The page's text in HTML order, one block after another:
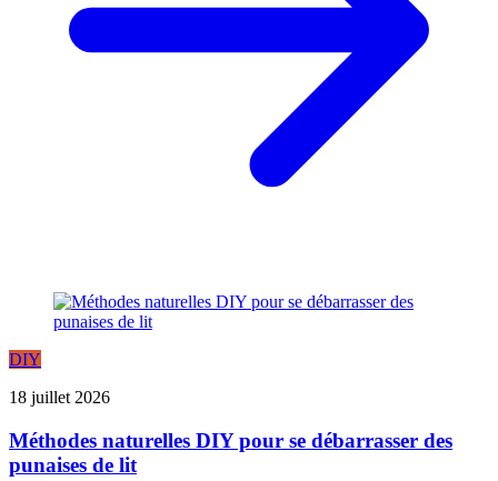
DIY
18 juillet 2026
Méthodes naturelles DIY pour se débarrasser des
punaises de lit